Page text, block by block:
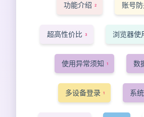
功能介绍 2 账号
超高性价比 3 浏览器使
使用异常须知 1 数
多设备登录 1 系